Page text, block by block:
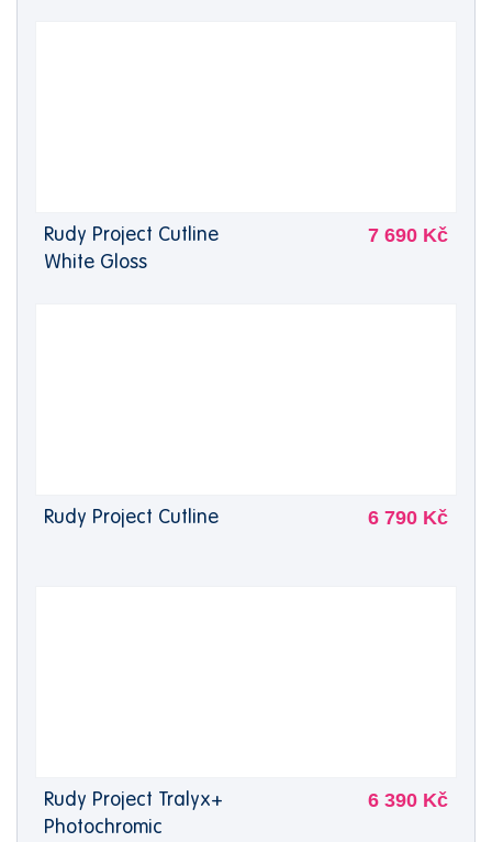
Rudy Project Cutline
White Gloss
7 690 Kč
Rudy Project Cutline 6 790 Kč
Rudy Project Tralyx+
Photochromic
6 390 Kč